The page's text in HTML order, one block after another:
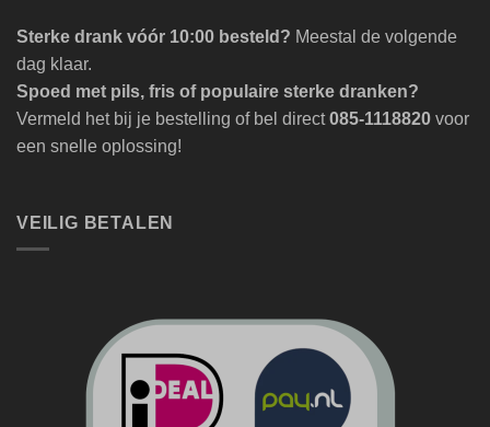
Sterke drank vóór 10:00 besteld? Meestal de volgende
dag klaar.
Spoed met pils, fris of populaire sterke dranken?
Vermeld het bij je bestelling of bel direct085-1118820 voor
een snelle oplossing!
VEILIG BETALEN